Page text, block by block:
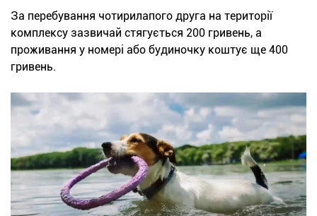
За перебування чотирилапого друга на території
комплексу зазвичай стягується 200 гривень, а
проживання у номері або будиночку коштує ще 400
гривень.